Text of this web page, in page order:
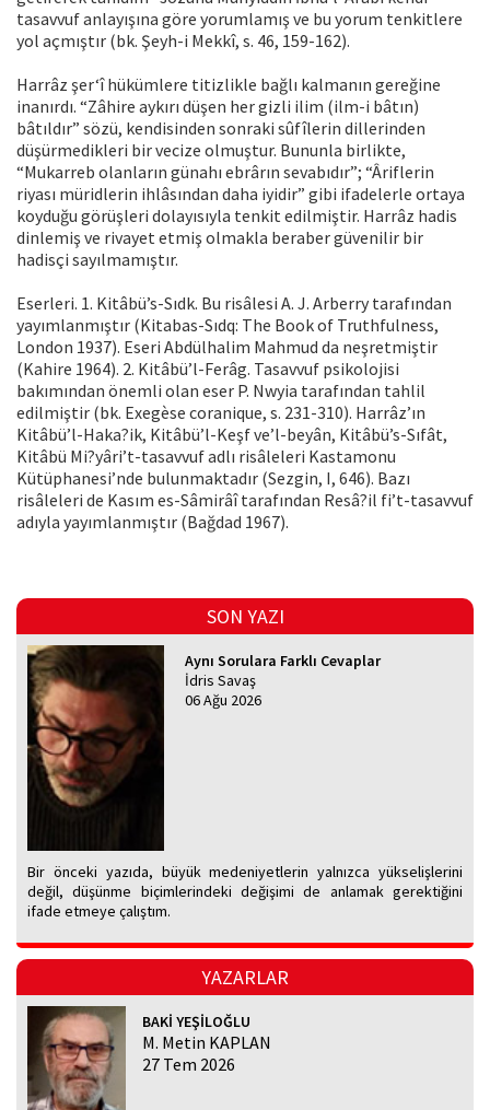
tasavvuf anlayışına göre yorumlamış ve bu yorum tenkitlere
yol açmıştır (bk. Şeyh-i Mekkî, s. 46, 159-162).
Harrâz şer‘î hükümlere titizlikle bağlı kalmanın gereğine
inanırdı. “Zâhire aykırı düşen her gizli ilim (ilm-i bâtın)
bâtıldır” sözü, kendisinden sonraki sûfîlerin dillerinden
düşürmedikleri bir vecize olmuştur. Bununla birlikte,
“Mukarreb olanların günahı ebrârın sevabıdır”; “Âriflerin
riyası müridlerin ihlâsından daha iyidir” gibi ifadelerle ortaya
koyduğu görüşleri dolayısıyla tenkit edilmiştir. Harrâz hadis
dinlemiş ve rivayet etmiş olmakla beraber güvenilir bir
hadisçi sayılmamıştır.
Eserleri. 1. Kitâbü’s-Sıdk. Bu risâlesi A. J. Arberry tarafından
yayımlanmıştır (Kitabas-Sıdq: The Book of Truthfulness,
London 1937). Eseri Abdülhalim Mahmud da neşretmiştir
(Kahire 1964). 2. Kitâbü’l-Ferâg. Tasavvuf psikolojisi
bakımından önemli olan eser P. Nwyia tarafından tahlil
edilmiştir (bk. Exegèse coranique, s. 231-310). Harrâz’ın
Kitâbü’l-Haka?ik, Kitâbü’l-Keşf ve’l-beyân, Kitâbü’s-Sıfât,
Kitâbü Mi?yâri’t-tasavvuf adlı risâleleri Kastamonu
Kütüphanesi’nde bulunmaktadır (Sezgin, I, 646). Bazı
risâleleri de Kasım es-Sâmirâî tarafından Resâ?il fi’t-tasavvuf
adıyla yayımlanmıştır (Bağdad 1967).
SON YAZI
Aynı Sorulara Farklı Cevaplar
İdris Savaş
06 Ağu 2026
Bir önceki yazıda, büyük medeniyetlerin yalnızca yükselişlerini
değil, düşünme biçimlerindeki değişimi de anlamak gerektiğini
ifade etmeye çalıştım.
YAZARLAR
BAKİ YEŞİLOĞLU
M. Metin KAPLAN
27 Tem 2026